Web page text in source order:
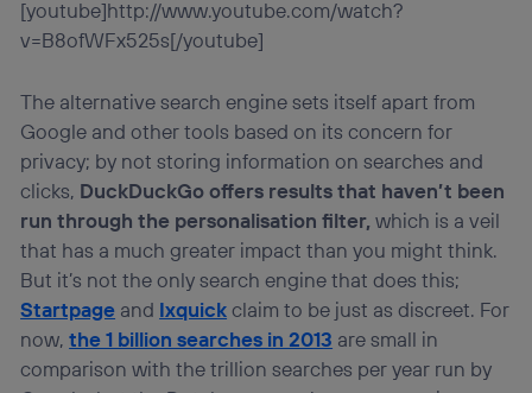
[youtube]http://www.youtube.com/watch?
v=B8ofWFx525s[/youtube]
The alternative search engine sets itself apart from
Google and other tools based on its concern for
privacy; by not storing information on searches and
clicks, DuckDuckGo offers results that haven’t been
run through the personalisation filter,which is a veil
that has a much greater impact than you might think.
But it’s not the only search engine that does this;
Startpage and Ixquickclaim to be just as discreet. For
now,the 1 billion searches in 2013 are small in
comparison with the trillion searches per year run by